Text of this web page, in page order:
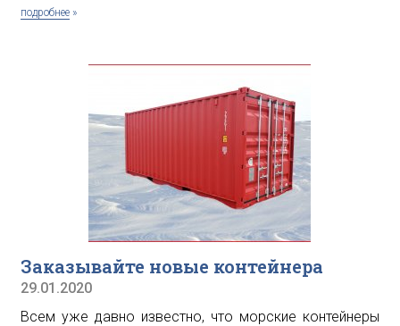
подробнее »
Заказывайте новые контейнера
29.01.2020
Всем уже давно известно, что морские контейнеры